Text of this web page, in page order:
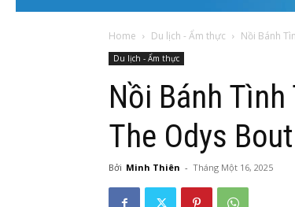
Home Du lịch - Ẩm thực Nồi Bánh
Du lịch - Ẩm thực
Nồi Bánh Tình
The Odys
Bởi Minh Thiên - Tháng Một 16, 2025